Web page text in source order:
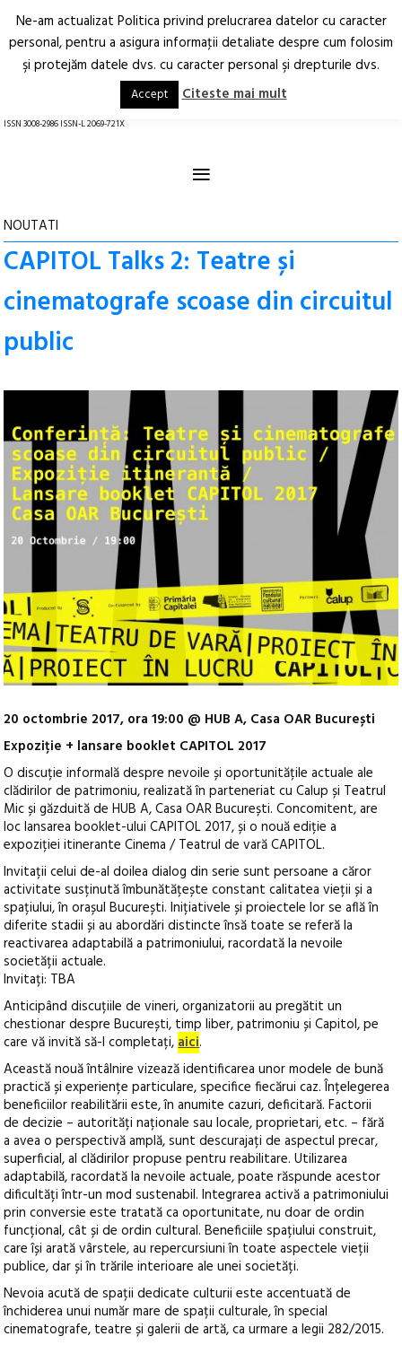
Arhitectură.
Oraș.
RO EN
ISSN 3008-2986 ISSN-L 2069-721X
≡
NOUTATI
CAPITOL Talks 2: Teatre și
cinematografe scoase din circuitul
public
20 octombrie 2017, ora 19:00 @ HUB A, Casa OAR București
Expoziție + lansare booklet CAPITOL 2017
O discuție informală despre nevoile și oportunitățile actuale ale
clădirilor de patrimoniu, realizată în parteneriat cu Calup și Teatrul
Mic și găzduită de HUB A, Casa OAR București. Concomitent, are
loc lansarea booklet-ului CAPITOL 2017, și o nouă ediție a
expoziției itinerante Cinema / Teatrul de vară CAPITOL.
Invitații celui de-al doilea dialog din serie sunt persoane a căror
activitate susținută îmbunătățește constant calitatea vieții și a
spațiului, în orașul București. Inițiativele și proiectele lor se află în
diferite stadii și au abordări distincte însă toate se referă la
reactivarea adaptabilă a patrimoniului, racordată la nevoile
societății actuale.
Invitați: TBA
Anticipând discuțiile de vineri, organizatorii au pregătit un
chestionar despre București, timp liber, patrimoniu și Capitol, pe
care vă invită să-l completați,aici.
Această nouă întâlnire vizează identificarea unor modele de bună
practică și experiențe particulare, specifice fiecărui caz. Înțelegerea
beneficiilor reabilitării este, în anumite cazuri, deficitară. Factorii
de decizie – autorități naționale sau locale, proprietari, etc. – fără
a avea o perspectivă amplă, sunt descurajați de aspectul precar,
superficial, al clădirilor propuse pentru reabilitare. Utilizarea
adaptabilă, racordată la nevoile actuale, poate răspunde acestor
dificultăți într-un mod sustenabil. Integrarea activă a patrimoniului
prin conversie este tratată ca oportunitate, nu doar de ordin
funcțional, cât și de ordin cultural. Beneficiile spațiului construit,
care își arată vârstele, au repercursiuni în toate aspectele vieții
publice, dar și în trările interioare ale unei societăți.
Nevoia acută de spații dedicate culturii este accentuată de
închiderea unui număr mare de spații culturale, în special
cinematografe, teatre și galerii de artă, ca urmare a legii 282/2015.
Ne-am actualizat Politica privind prelucrarea datelor cu caracter
personal, pentru a asigura informaţii detaliate despre cum folosim
şi protejăm datele dvs. cu caracter personal şi drepturile dvs.
Accept Citeste mai mult